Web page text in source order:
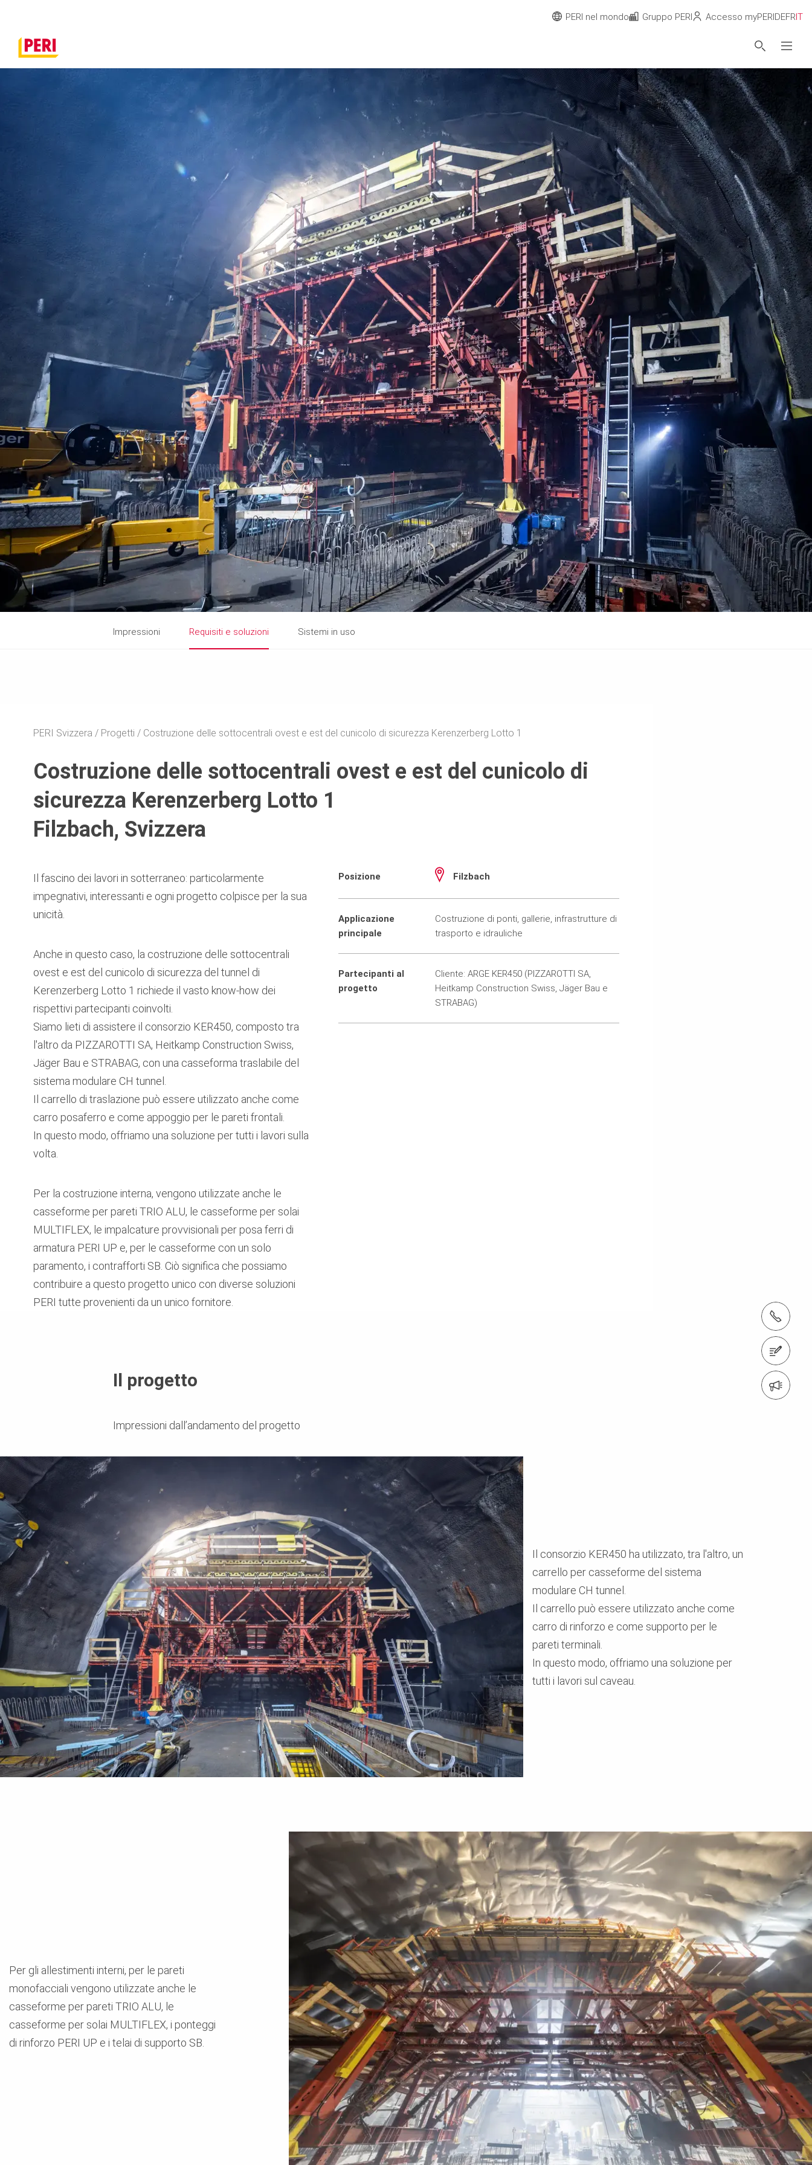
Impressioni Requisiti e soluzioni Sistemi in uso
PERI Svizzera Progetti Costruzione delle sottocentrali ovest e est del cunicolo di sicurezza Kerenzerberg Lotto 1
Costruzione delle sottocentrali ovest e est del cunicolo di
sicurezza Kerenzerberg Lotto 1
Filzbach, Svizzera
Il fascino dei lavori in sotterraneo: particolarmente
impegnativi, interessanti e ogni progetto colpisce per la sua
unicità.
Anche in questo caso, la costruzione delle sottocentrali
ovest e est del cunicolo di sicurezza del tunnel di
Kerenzerberg Lotto 1 richiede il vasto know-how dei
rispettivi partecipanti coinvolti.
Siamo lieti di assistere il consorzio KER450, composto tra
l'altro da PIZZAROTTI SA, Heitkamp Construction Swiss,
Jäger Bau e STRABAG, con una casseforma traslabile del
sistema modulare CH tunnel.
Il carrello di traslazione può essere utilizzato anche come
carro posaferro e come appoggio per le pareti frontali.
In questo modo, offriamo una soluzione per tutti i lavori sulla
volta.
Per la costruzione interna, vengono utilizzate anche le
casseforme per pareti TRIO ALU, le casseforme per solai
MULTIFLEX, le impalcature provvisionali per posa ferri di
armatura PERI UP e, per le casseforme con un solo
paramento, i contrafforti SB. Ciò significa che possiamo
contribuire a questo progetto unico con diverse soluzioni
PERI tutte provenienti da un unico fornitore.
Posizione Filzbach
Applicazione
principale
Costruzione di ponti, gallerie, infrastrutture di
trasporto e idrauliche
Partecipanti al
progetto
Cliente: ARGE KER450 (PIZZAROTTI SA,
Heitkamp Construction Swiss, Jäger Bau e
STRABAG)
Il progetto
Impressioni dall’andamento del progetto
Il consorzio KER450 ha utilizzato, tra l'altro, un
carrello per casseforme del sistema
modulare CH tunnel.
Il carrello può essere utilizzato anche come
carro di rinforzo e come supporto per le
pareti terminali.
In questo modo, offriamo una soluzione per
tutti i lavori sul caveau.
Per gli allestimenti interni, per le pareti
monofacciali vengono utilizzate anche le
casseforme per pareti TRIO ALU, le
casseforme per solai MULTIFLEX, i ponteggi
di rinforzo PERI UP e i telai di supporto SB.
PERI nel mondo Gruppo PERI Accesso myPERIDEFRIT